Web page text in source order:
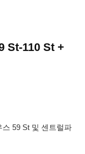
St-110 St +
59 St 및 센트럴파